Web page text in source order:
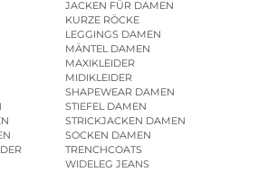
JACKEN FÜR DAMEN
KURZE RÖCKE
LEGGINGS DAMEN
MÄNTEL DAMEN
MAXIKLEIDER
MIDIKLEIDER
SHAPEWEAR DAMEN
STIEFEL DAMEN
STRICKJACKEN DAMEN
SOCKEN DAMEN
TRENCHCOATS
WIDELEG JEANS